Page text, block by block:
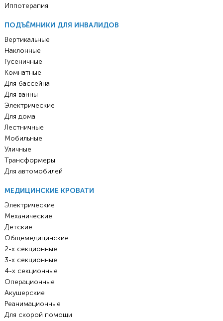
Иппотерапия
ПОДЪЁМНИКИ ДЛЯ ИНВАЛИДОВ
Вертикальные
Наклонные
Гусеничные
Комнатные
Для бассейна
Для ванны
Электрические
Для дома
Лестничные
Мобильные
Уличные
Трансформеры
Для автомобилей
МЕДИЦИНСКИЕ КРОВАТИ
Электрические
Механические
Детские
Общемедицинские
2-х секционные
3-х секционные
4-х секционные
Операционные
Акушерские
Реанимационные
Для скорой помощи